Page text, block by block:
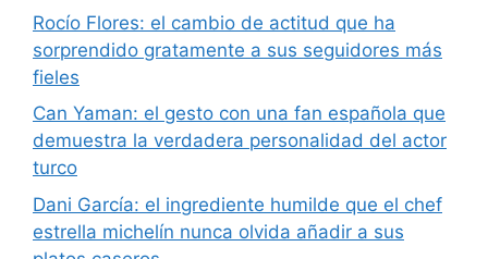
Rocío Flores: el cambio de actitud que ha
sorprendido gratamente a sus seguidores más
fieles
Can Yaman: el gesto con una fan española que
demuestra la verdadera personalidad del actor
turco
Dani García: el ingrediente humilde que el chef
estrella michelín nunca olvida añadir a sus